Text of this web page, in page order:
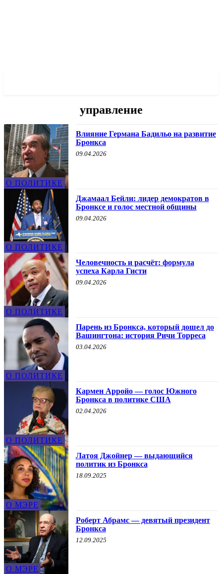
управление
О ПОЛИТИКЕ
Влияние Германа Бадильо на развитие
Бронкса
09.04.2026
О ПОЛИТИКЕ
Джамаал Бейли: лидер демократов в
Бронксе и голос местной общины
09.04.2026
О ПОЛИТИКЕ
Человечность и расчёт: формула
успеха Карла Гисти
09.04.2026
О ПОЛИТИКЕ
Парень из Бронкса, который дошел до
Вашингтона: история Ричи Торреса
03.04.2026
О ПОЛИТИКЕ
Кармен Арройо — голос Южного
Бронкса в политике США
02.04.2026
О МЭРЕ
Латоя Джойнер — выдающийся
политик из Бронкса
18.09.2025
О МЭРЕ
Роберт Абрамс — девятый президент
Бронкса
12.09.2025